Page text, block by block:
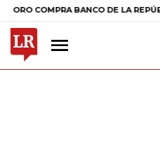
COMPRA BANCO DE LA REPÚBLICA